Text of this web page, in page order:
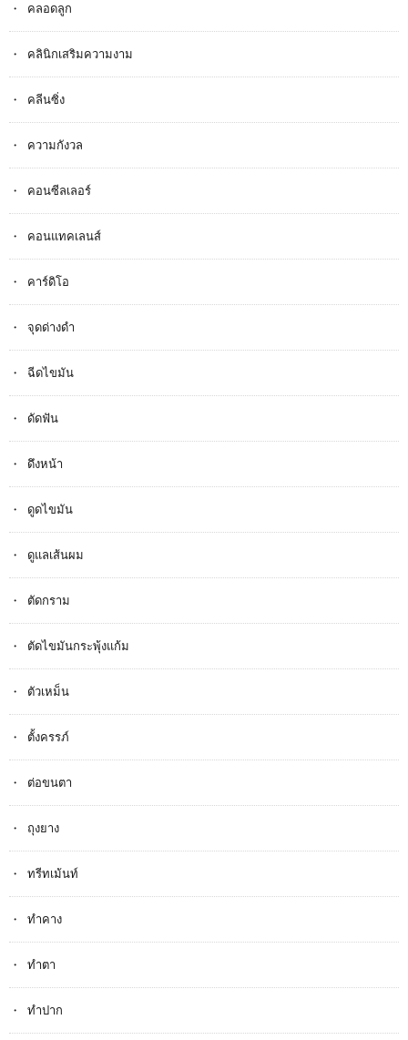
คลอดลูก
คลินิกเสริมความงาม
คลีนซิ่ง
ความกังวล
คอนซีลเลอร์
คอนแทคเลนส์
คาร์ดิโอ
จุดด่างดำ
ฉีดไขมัน
ดัดฟัน
ดึงหน้า
ดูดไขมัน
ดูแลเส้นผม
ตัดกราม
ตัดไขมันกระพุ้งแก้ม
ตัวเหม็น
ตั้งครรภ​์
ต่อขนตา
ถุงยาง
ทรีทเม้นท์
ทำคาง
ทำตา
ทำปาก